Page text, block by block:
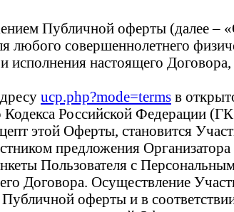
Публичной оферты (далее
любого совершеннолетнего
настоящего
ucp.php?mode=terms в
Кодекса Российской Федерации
этой Оферты, становится
предложения
Пользователя с
Договора. Осуществление
оферты и в